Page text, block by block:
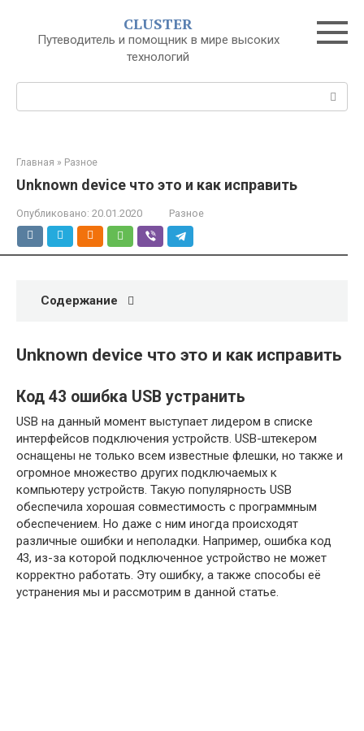
контенту
CLUSTER
Путеводитель и помощник в мире высоких
технологий
Главная » Разное
Unknown device что это и как исправить
Опубликовано: 20.01.2020 Разное
Содержание
Unknown device что это и как исправить
Код 43 ошибка USB устранить
USB на данный момент выступает лидером в списке
интерфейсов подключения устройств. USB-штекером
оснащены не только всем известные флешки, но также и
огромное множество других подключаемых к
компьютеру устройств. Такую популярность USB
обеспечила хорошая совместимость с программным
обеспечением. Но даже с ним иногда происходят
различные ошибки и неполадки. Например, ошибка код
43, из-за которой подключенное устройство не может
корректно работать. Эту ошибку, а также способы её
устранения мы и рассмотрим в данной статье.